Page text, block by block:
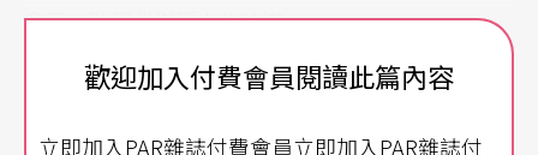
多了一點現代與爵士的味道。
成立於一九八六年底的「瑞士七鋼琴」，由兩位雙
鋼琴演奏家
Francois Lindemann及
Sebastian Santa
歡迎加入付費會員閱讀此篇內容
立即加入PAR雜誌付費會員立即加入PAR雜誌付